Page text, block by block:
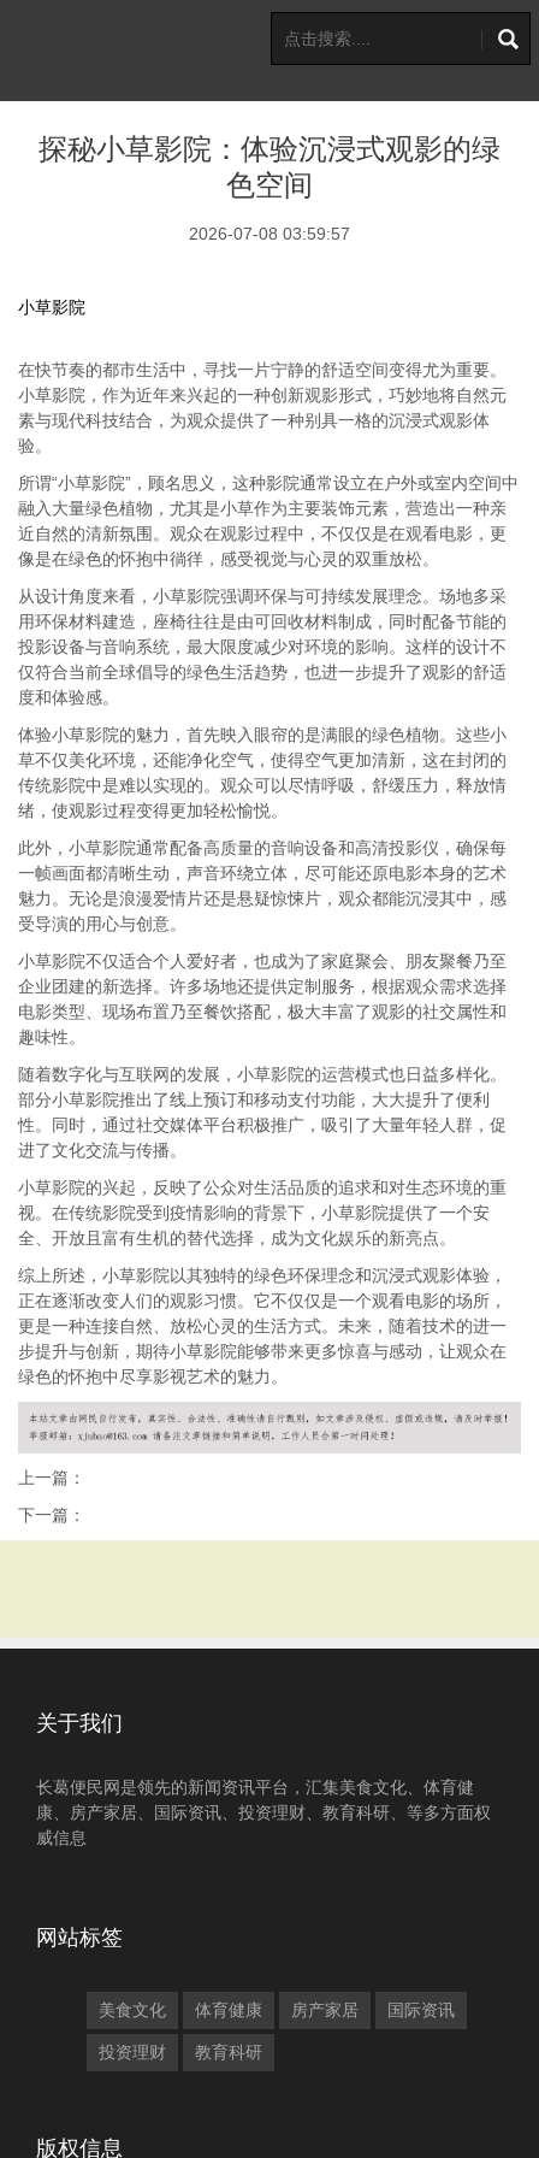
探秘小草影院：体验沉浸式观影的绿
色空间
2026-07-08 03:59:57
小草影院
在快节奏的都市生活中，寻找一片宁静的舒适空间变得尤为重要。
小草影院，作为近年来兴起的一种创新观影形式，巧妙地将自然元
素与现代科技结合，为观众提供了一种别具一格的沉浸式观影体
验。
所谓“小草影院”，顾名思义，这种影院通常设立在户外或室内空间中
融入大量绿色植物，尤其是小草作为主要装饰元素，营造出一种亲
近自然的清新氛围。观众在观影过程中，不仅仅是在观看电影，更
像是在绿色的怀抱中徜徉，感受视觉与心灵的双重放松。
从设计角度来看，小草影院强调环保与可持续发展理念。场地多采
用环保材料建造，座椅往往是由可回收材料制成，同时配备节能的
投影设备与音响系统，最大限度减少对环境的影响。这样的设计不
仅符合当前全球倡导的绿色生活趋势，也进一步提升了观影的舒适
度和体验感。
体验小草影院的魅力，首先映入眼帘的是满眼的绿色植物。这些小
草不仅美化环境，还能净化空气，使得空气更加清新，这在封闭的
传统影院中是难以实现的。观众可以尽情呼吸，舒缓压力，释放情
绪，使观影过程变得更加轻松愉悦。
此外，小草影院通常配备高质量的音响设备和高清投影仪，确保每
一帧画面都清晰生动，声音环绕立体，尽可能还原电影本身的艺术
魅力。无论是浪漫爱情片还是悬疑惊悚片，观众都能沉浸其中，感
受导演的用心与创意。
小草影院不仅适合个人爱好者，也成为了家庭聚会、朋友聚餐乃至
企业团建的新选择。许多场地还提供定制服务，根据观众需求选择
电影类型、现场布置乃至餐饮搭配，极大丰富了观影的社交属性和
趣味性。
随着数字化与互联网的发展，小草影院的运营模式也日益多样化。
部分小草影院推出了线上预订和移动支付功能，大大提升了便利
性。同时，通过社交媒体平台积极推广，吸引了大量年轻人群，促
进了文化交流与传播。
小草影院的兴起，反映了公众对生活品质的追求和对生态环境的重
视。在传统影院受到疫情影响的背景下，小草影院提供了一个安
全、开放且富有生机的替代选择，成为文化娱乐的新亮点。
综上所述，小草影院以其独特的绿色环保理念和沉浸式观影体验，
正在逐渐改变人们的观影习惯。它不仅仅是一个观看电影的场所，
更是一种连接自然、放松心灵的生活方式。未来，随着技术的进一
步提升与创新，期待小草影院能够带来更多惊喜与感动，让观众在
绿色的怀抱中尽享影视艺术的魅力。
上一篇：
下一篇：
关于我们
长葛便民网是领先的新闻资讯平台，汇集美食文化、体育健
康、房产家居、国际资讯、投资理财、教育科研、等多方面权
威信息
网站标签
美食文化 体育健康 房产家居 国际资讯
投资理财 教育科研
版权信息